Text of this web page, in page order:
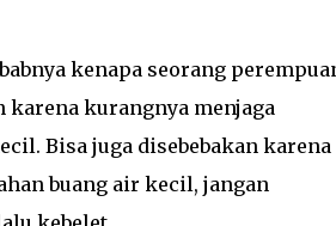
kenapa seorang
karena kurangnya menjaga
Bisa juga disebebakan karena
buang air kecil, jangan